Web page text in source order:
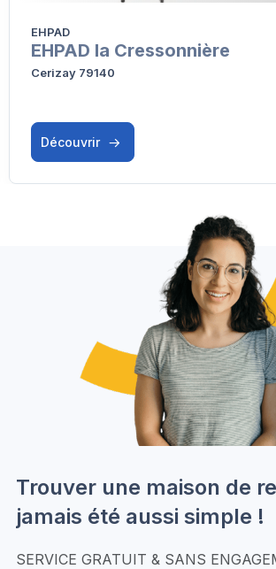
EHPAD
EHPAD la Cressonnière
Cerizay 79140
Découvrir
Trouver une maison de
jamais été aussi simple !
SERVICE GRATUIT & SANS